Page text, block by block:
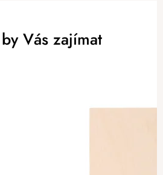
Vás zajímat